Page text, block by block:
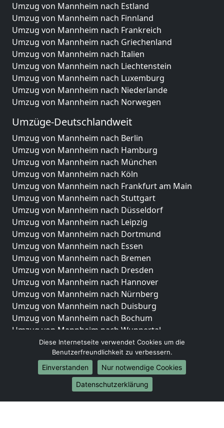
Umzug von Mannheim nach Estland
Umzug von Mannheim nach Finnland
Umzug von Mannheim nach Frankreich
Umzug von Mannheim nach Griechenland
Umzug von Mannheim nach Italien
Umzug von Mannheim nach Liechtenstein
Umzug von Mannheim nach Luxemburg
Umzug von Mannheim nach Niederlande
Umzug von Mannheim nach Norwegen
Umzüge-Deutschlandweit
Umzug von Mannheim nach Berlin
Umzug von Mannheim nach Hamburg
Umzug von Mannheim nach München
Umzug von Mannheim nach Köln
Umzug von Mannheim nach Frankfurt am Main
Umzug von Mannheim nach Stuttgart
Umzug von Mannheim nach Düsseldorf
Umzug von Mannheim nach Leipzig
Umzug von Mannheim nach Dortmund
Umzug von Mannheim nach Essen
Umzug von Mannheim nach Bremen
Umzug von Mannheim nach Dresden
Umzug von Mannheim nach Hannover
Umzug von Mannheim nach Nürnberg
Umzug von Mannheim nach Duisburg
Umzug von Mannheim nach Bochum
Umzug von Mannheim nach Wuppertal
Umzug von Mannheim nach Bielefeld
Umzug von Mannheim nach Bonn
Umzug von Mannheim nach Münster
Internationale-Umzüge
Umzug von Mannheim nach Brasilien
Diese Internetseite verwendet Cookies um die
Benutzerfreundlichkeit zu verbessern.
Einverstanden
Nur notwendige Cookies
Datenschutzerklärung